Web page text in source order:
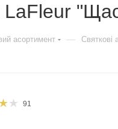
LaFleur
асортимент — Святкові
91